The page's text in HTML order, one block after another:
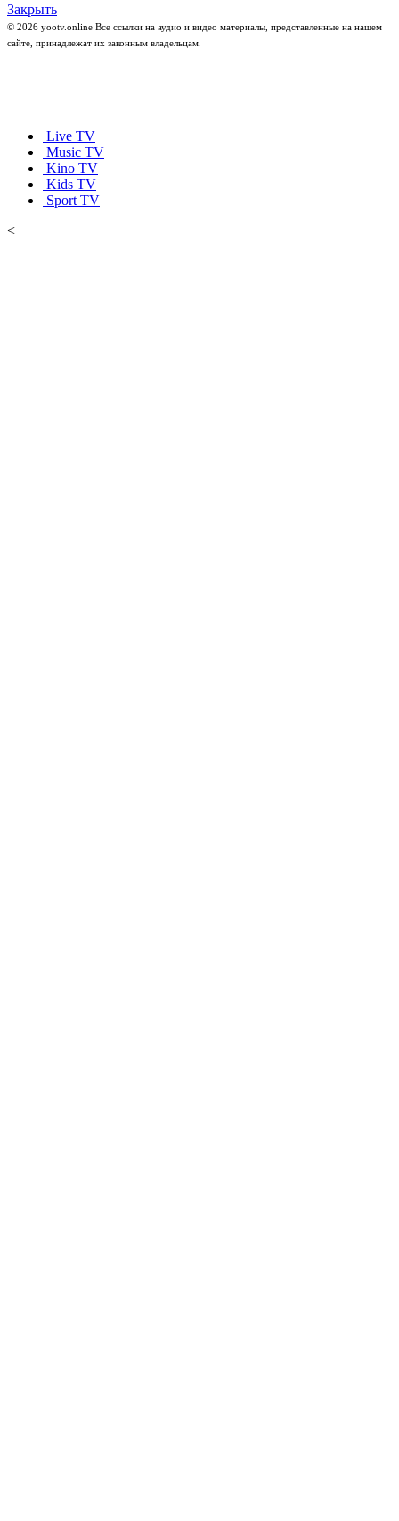
Закрыть
© 2026 yootv.online Все ссылки на аудио и видео материалы, представленные на нашем
сайте, принадлежат их законным владельцам.
Live TV
Music TV
Kino TV
Kids TV
Sport TV
<